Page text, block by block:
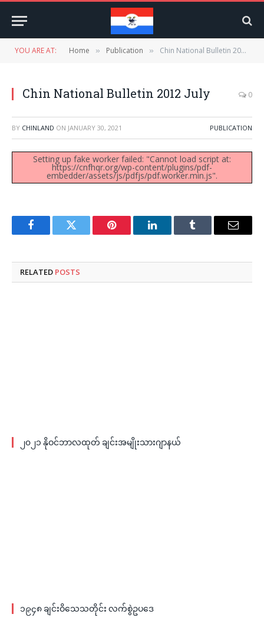
YOU ARE AT: Home » Publication » Chin National Bulletin 2012 July
Chin National Bulletin 2012 July 0
BY CHINLAND ON JANUARY 30, 2021 PUBLICATION
Setting up fake worker failed: "Cannot load script at:
https://cnfhqr.org/wp-content/plugins/pdf-
embedder/assets/js/pdfjs/pdf.worker.min.js".
FacebookTwitter Pinterest LinkedInTumblr Email
RELATED POSTS
၂၀၂၁ နိုဝင်ဘာလထုတ် ချင်းအမျိုးသားဂျာနယ်
၁၉၄၈ ချင်းဝိသေသတိုင်း လက်စွဲဥပဒေ